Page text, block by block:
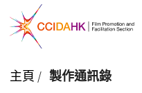
主頁 / 製作通訊錄